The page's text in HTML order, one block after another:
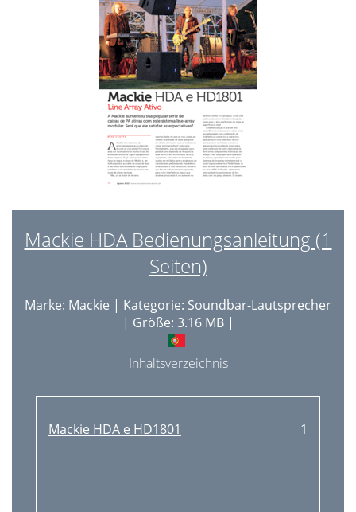
Mackie HDA Bedienungsanleitung (1
Seiten)
Marke: Mackie | Kategorie: Soundbar-Lautsprecher
| Größe: 3.16 MB |
Inhaltsverzeichnis
Mackie HDA e HD1801 1